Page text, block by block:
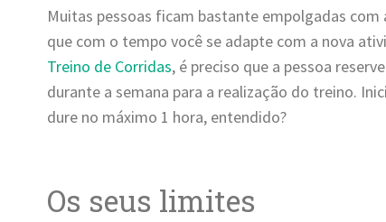
Muitas pessoas ficam bastante empolgadas com
que com o tempo você se adapte com a nova
Treino de Corridas, é preciso que a pessoa
durante a semana para a realização do treino.
dure no máximo 1 hora, entendido?
Os seus limites